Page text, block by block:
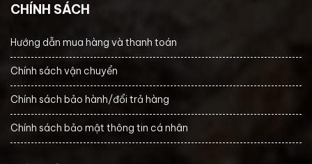
CHÍNH SÁCH
Hướng dẫn mua hàng và thanh toán
Chính sách vận chuyển
Chính sách bảo hành/đổi trả hàng
Chính sách bảo mật thông tin cá nhân